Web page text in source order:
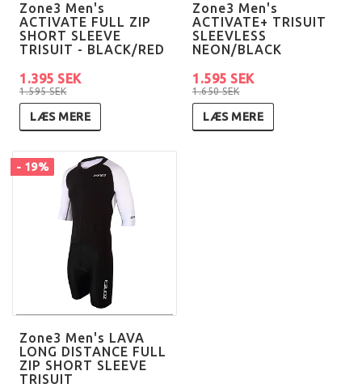
Zone3 Men's
ACTIVATE FULL ZIP
SHORT SLEEVE
TRISUIT - BLACK/RED
1.595 SEK
1.395 SEK
LÆS MERE
Zone3 Men's
ACTIVATE+ TRISUIT
SLEEVLESS
NEON/BLACK
1.650 SEK
1.595 SEK
LÆS MERE
- 19%
Zone3 Men's LAVA
LONG DISTANCE FULL
ZIP SHORT SLEEVE
TRISUIT